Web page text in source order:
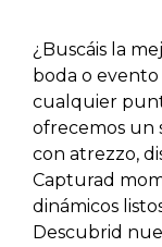
¿Buscáis la
boda o evento
cualquier
ofrecemos un
con atrezzo,
Capturad
dinámicos
Descubrid